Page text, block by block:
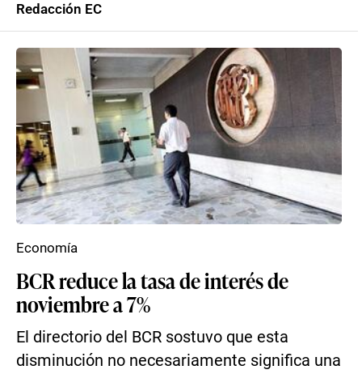
Redacción EC
BCR reduce la tasa de interés de
noviembre a 7%
El directorio del BCR sostuvo que esta
disminución no necesariamente significa una
Economía